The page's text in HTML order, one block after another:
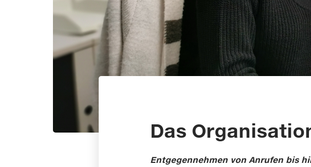
Das
Entgegennehmen von Anrufen bis